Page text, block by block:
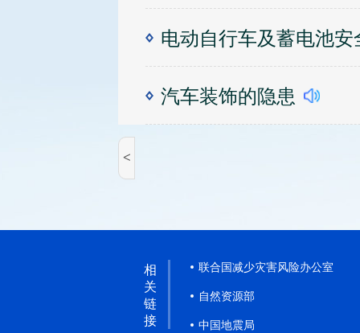
电动自行车及蓄电池安
汽车装饰的隐患
相
关
链
接
联合国减少灾害风险办公室
自然资源部
中国地震局